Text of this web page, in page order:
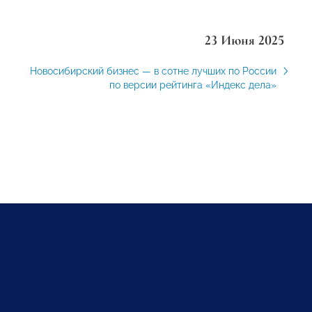
23 Июня 2025
Новосибирский бизнес — в сотне лучших по России
по версии рейтинга «Индекс дела»